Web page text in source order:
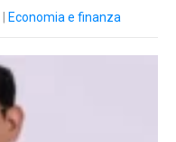
Economia e finanza